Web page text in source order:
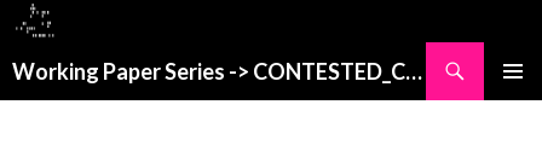
Working Paper Series -> CONTESTED_CITIES